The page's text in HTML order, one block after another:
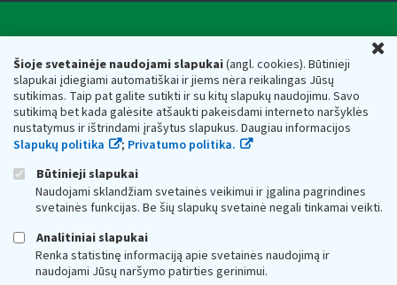
Šioje svetainėje naudojami slapukai(angl. cookies). Būtinieji
slapukai įdiegiami automatiškai ir jiems nėra reikalingas Jūsų
sutikimas. Taip pat galite sutikti ir su kitų slapukų naudojimu. Savo
sutikimą bet kada galėsite atšaukti pakeisdami interneto naršyklės
nustatymus ir ištrindami įrašytus slapukus. Daugiau informacijos
Slapukų politika
; Privatumo politika.
Būtinieji slapukai
Naudojami sklandžiam svetainės veikimui ir įgalina pagrindines
svetainės funkcijas. Be šių slapukų svetainė negali tinkamai veikti.
Analitiniai slapukai
Renka statistinę informaciją apie svetainės naudojimą ir
naudojami Jūsų naršymo patirties gerinimui.
Valstybinė mokesčių inspekcija prie Lietuvos
Respublikos finansų ministerijos
Biudžetinė įstaiga. Juridinio asmens kodas — 188659752,
adresas: Vasario 16-osios g. 14, 01107 Vilnius, Lietuva, el.paštas:
vmi@vmi.lt , E. pristatymo dėžutės adresas 188659752
Duomenys apie Valstybinę mokesčių inspekciją prie Lietuvos
Respublikos finansų ministerijos kaupiami ir saugomi Juridinių